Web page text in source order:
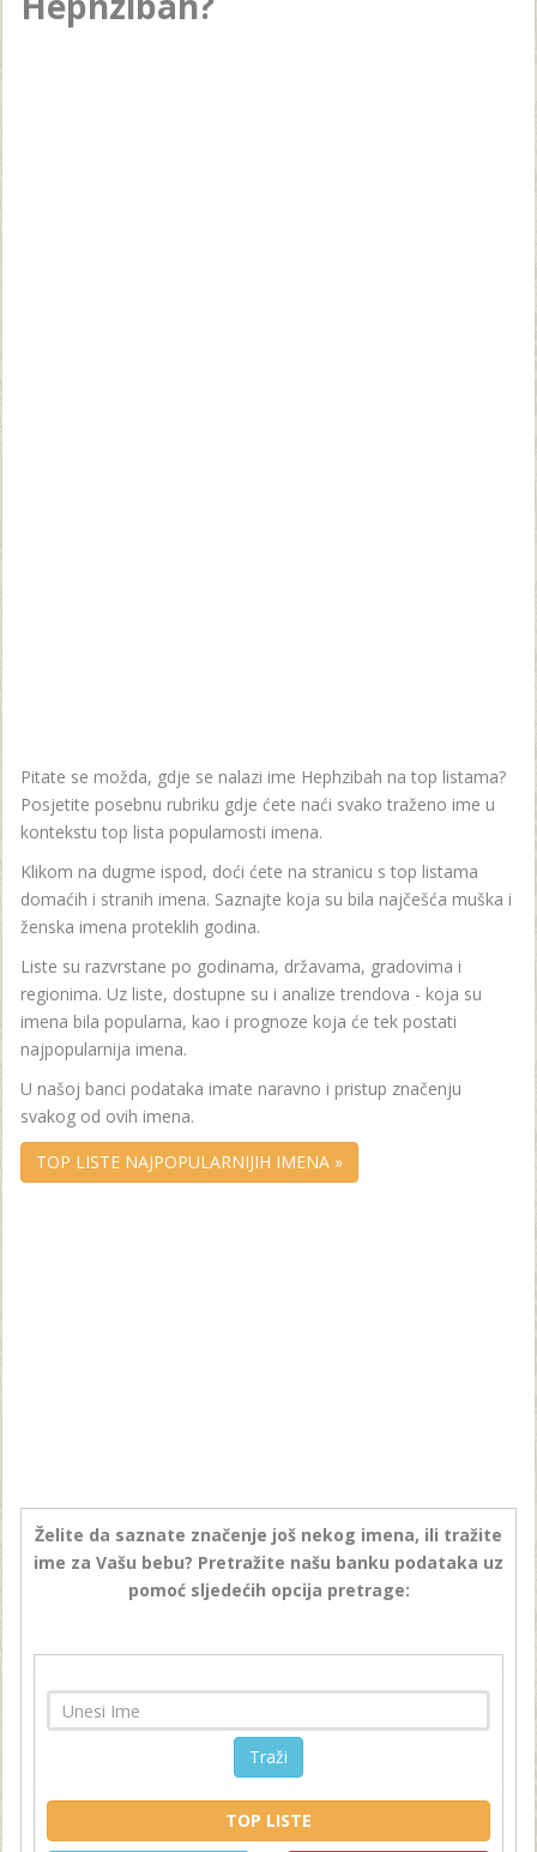
Pitate se možda, gdje se nalazi ime Hephzibah na top listama?
Posjetite posebnu rubriku gdje ćete naći svako traženo ime u
kontekstu top lista popularnosti imena.
Klikom na dugme ispod, doći ćete na stranicu s top listama
domaćih i stranih imena. Saznajte koja su bila najčešća muška i
ženska imena proteklih godina.
Liste su razvrstane po godinama, državama, gradovima i
regionima. Uz liste, dostupne su i analize trendova - koja su
imena bila popularna, kao i prognoze koja će tek postati
najpopularnija imena.
U našoj banci podataka imate naravno i pristup značenju
svakog od ovih imena.
TOP LISTE NAJPOPULARNIJIH IMENA »
Želite da saznate značenje još nekog imena, ili tražite
ime za Vašu bebu? Pretražite našu banku podataka uz
pomoć sljedećih opcija pretrage:
Traži
TOP LISTE